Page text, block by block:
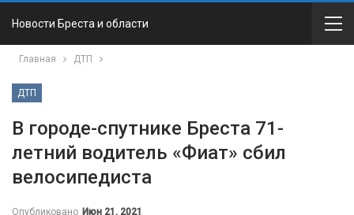
Новости Бреста и области
Главная ДТП
ДТП
В городе-спутнике Бреста 71-
летний водитель «Фиат» сбил
велосипедиста
Опубликовано Июн 21, 2021